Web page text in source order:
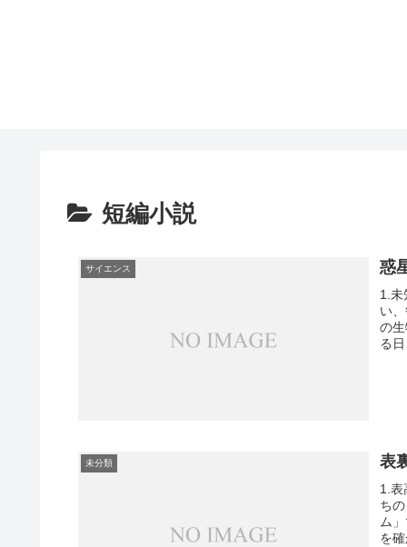
短編小説
サイエンス 惑
1.未
い
の
る
未分類 表
1.表
ち
ム
を